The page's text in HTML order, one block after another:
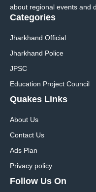
about regional events and
Categories
Jharkhand Official
Jharkhand Police
JPSC
Education Project Council
Quakes Links
About Us
Contact Us
Ads Plan
Privacy policy
Follow Us On